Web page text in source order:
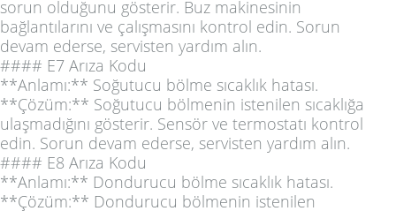
sorun olduğunu gösterir. Buz makinesinin
bağlantılarını ve çalışmasını kontrol edin. Sorun
devam ederse, servisten yardım alın.
#### E7 Arıza Kodu
**Anlamı:** Soğutucu bölme sıcaklık hatası.
**Çözüm:** Soğutucu bölmenin istenilen sıcaklığa
ulaşmadığını gösterir. Sensör ve termostatı kontrol
edin. Sorun devam ederse, servisten yardım alın.
#### E8 Arıza Kodu
**Anlamı:** Dondurucu bölme sıcaklık hatası.
**Çözüm:** Dondurucu bölmenin istenilen